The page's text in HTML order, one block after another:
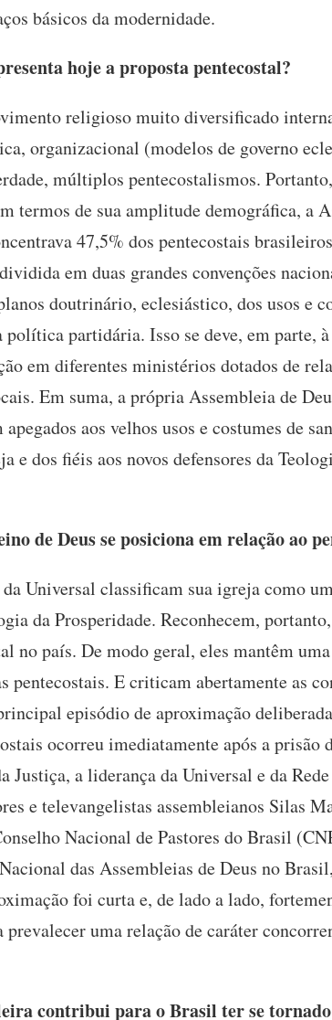
básicos da modernidade.
hoje a proposta pentecostal?
religioso muito diversificado
organizacional (modelos de governo
múltiplos pentecostalismos.
termos de sua amplitude demográfica, a
47,5% dos pentecostais
em duas grandes convenções
doutrinário, eclesiástico, dos usos e
partidária. Isso se deve, em parte,
em diferentes ministérios dotados de
Em suma, a própria Assembleia de
aos velhos usos e costumes de
dos fiéis aos novos defensores da
de Deus se posiciona em relação ao
Universal classificam sua igreja como
da Prosperidade. Reconhecem,
no país. De modo geral, eles mantêm
E criticam abertamente as
episódio de aproximação
ocorreu imediatamente após a prisão
Justiça, a liderança da Universal e da
e televangelistas assembleianos Silas
Nacional de Pastores do Brasil
das Assembleias de Deus no
foi curta e, de lado a lado,
uma relação de caráter
contribui para o Brasil ter se